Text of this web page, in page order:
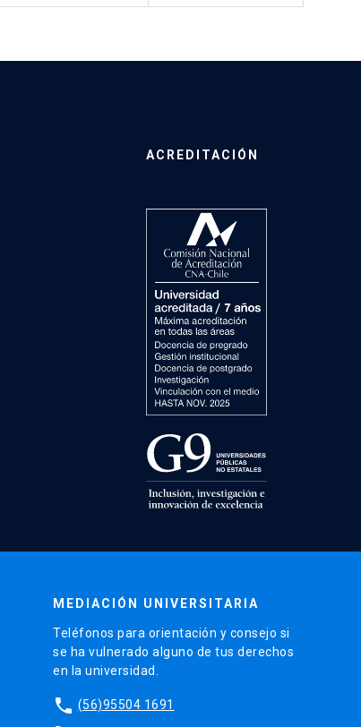
ACREDITACIÓN
MEDIACIÓN UNIVERSITARIA
Teléfonos para orientación y consejo si
se ha vulnerado alguno de tus derechos
en la universidad.
phone (56)95504 1691